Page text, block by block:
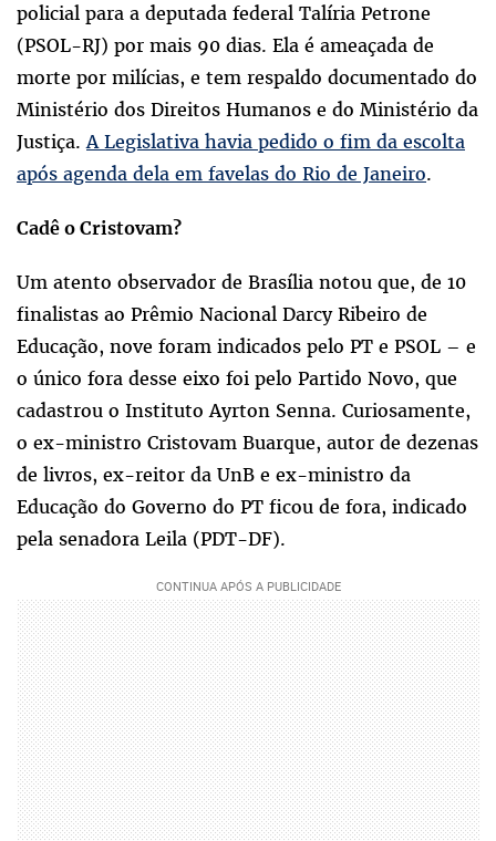
policial para a deputada federal Talíria Petrone
(PSOL-RJ) por mais 90 dias. Ela é ameaçada de
morte por milícias, e tem respaldo documentado do
Ministério dos Direitos Humanos e do Ministério da
Justiça.A Legislativa havia pedido o fim da escolta
após agenda dela em favelas do Rio de Janeiro.
Cadê o Cristovam?
Um atento observador de Brasília notou que, de 10
finalistas ao Prêmio Nacional Darcy Ribeiro de
Educação, nove foram indicados pelo PT e PSOL – e
o único fora desse eixo foi pelo Partido Novo, que
cadastrou o Instituto Ayrton Senna. Curiosamente,
o ex-ministro Cristovam Buarque, autor de dezenas
de livros, ex-reitor da UnB e ex-ministro da
Educação do Governo do PT ficou de fora, indicado
pela senadora Leila (PDT-DF).